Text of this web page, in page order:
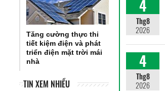
Tăng cường thực thi
tiết kiệm điện và phát
triển điện mặt trời mái
nhà
TIN XEM NHIỀU
4
Thg8
2026
4
Thg8
2026